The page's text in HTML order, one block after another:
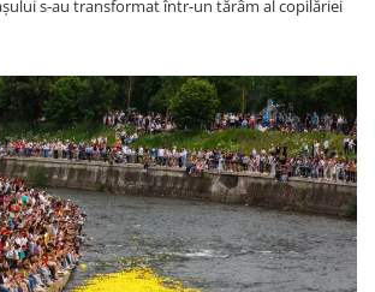
s-au transformat într-un tărâm al copilăriei